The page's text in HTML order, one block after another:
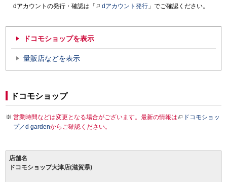
dアカウントの発行・確認は「
dアカウント発行 」でご確認ください。
ドコモショップを表示
量販店などを表示
ドコモショップ
営業時間などは変更となる場合がございます。最新の情報は
ドコモショッ
プ／d gardenからご確認ください。
店舗名
ドコモショップ大津店(滋賀県)